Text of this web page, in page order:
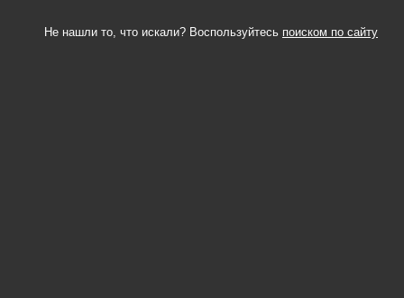
Не нашли то, что искали? Воспользуйтесь поиском по сайту